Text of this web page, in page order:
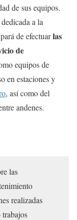
de sus equipos.
a la
de efectuarlas
de
equipos de
en estaciones y
, así como del
andenes.
las
realizadas
trabajos